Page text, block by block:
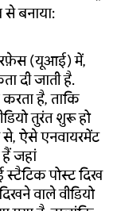
बनाया:
(यूआई) में,
दी जाती है.
करता है, ताकि
तुरंत शुरू हो
ऐसे एनवायरमेंट
हैं जहां
स्टैटिक पोस्ट दिख
वाले वीडियो